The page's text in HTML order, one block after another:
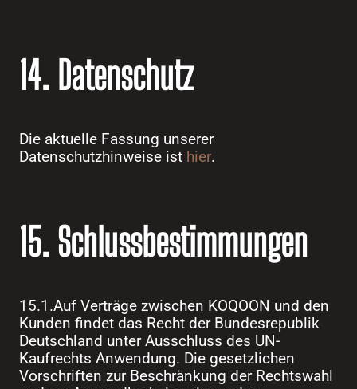
14. Datenschutz
Die aktuelle Fassung unserer
Datenschutzhinweise ist hier.
15. Schlussbestimmungen
15.1.Auf Verträge zwischen KOQOON und den
Kunden findet das Recht der Bundesrepublik
Deutschland unter Ausschluss des UN-
Kaufrechts Anwendung. Die gesetzlichen
Vorschriften zur Beschränkung der Rechtswahl